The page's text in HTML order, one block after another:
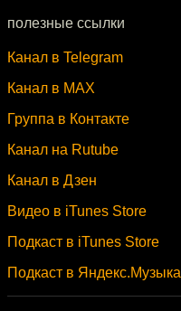
полезные ссылки
Канал в Telegram
Канал в MAX
Группа в Контакте
Канал на Rutube
Канал в Дзен
Видео в iTunes Store
Подкаст в iTunes Store
Подкаст в Яндекс.Музыка